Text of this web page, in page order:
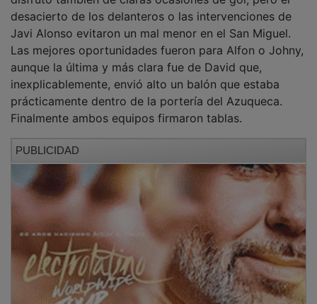
desacierto de los delanteros o las intervenciones de
Javi Alonso evitaron un mal menor en el San Miguel.
Las mejores oportunidades fueron para Alfon o Johny,
aunque la última y más clara fue de David que,
inexplicablemente, envió alto un balón que estaba
prácticamente dentro de la portería del Azuqueca.
Finalmente ambos equipos firmaron tablas.